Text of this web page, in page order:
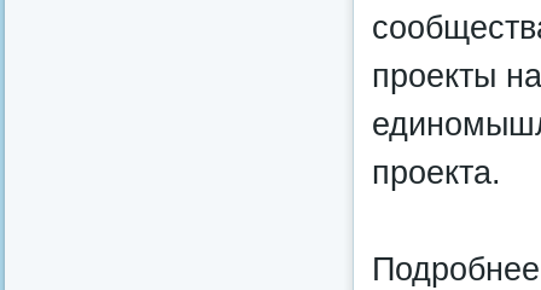
проекты
проекта.